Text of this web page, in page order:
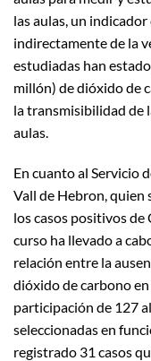
las aulas, un
indirectamente de la
estudiadas han
millón) de dióxido de
la transmisibilidad de
aulas.
En cuanto al Servicio
Vall de Hebron, quien
los casos positivos
curso ha llevado a
relación entre la
dióxido de carbono
participación de 127
seleccionadas en
registrado 31 casos